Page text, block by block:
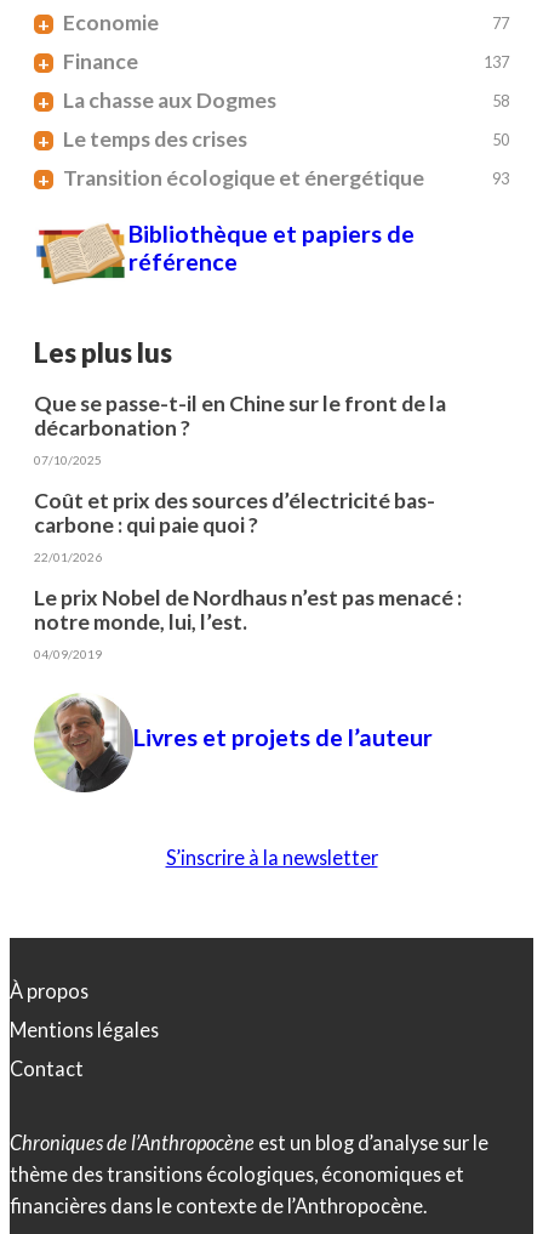
+ Economie 77
+ Finance 137
+ La chasse aux Dogmes 58
+ Le temps des crises 50
+ Transition écologique et énergétique 93
Bibliothèque et papiers de
référence
Les plus lus
Que se passe-t-il en Chine sur le front de la
décarbonation ?
07/10/2025
Coût et prix des sources d’électricité bas-
carbone : qui paie quoi ?
22/01/2026
Le prix Nobel de Nordhaus n’est pas menacé :
notre monde, lui, l’est.
04/09/2019
Livres et projets de l’auteur
S’inscrire à la newsletter
À propos
Mentions légales
Contact
Chroniques de l’Anthropocène est un blog d’analyse sur le
thème des transitions écologiques, économiques et
financières dans le contexte de l’Anthropocène.